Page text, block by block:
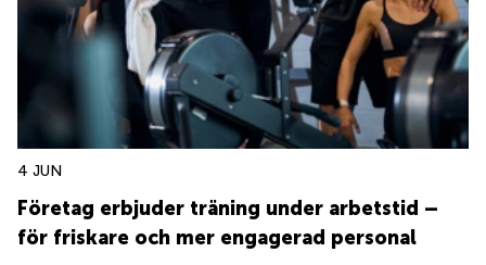
4 JUN
Företag erbjuder träning under arbetstid –
för friskare och mer engagerad personal